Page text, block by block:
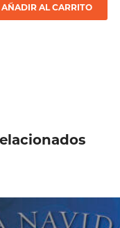
AÑADIR AL CARRITO